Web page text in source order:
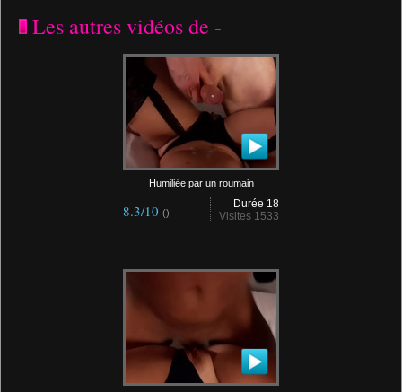
Les autres vidéos de -
Humiliée par un roumain
Durée 18
Visites 1533
8.3/10 ()